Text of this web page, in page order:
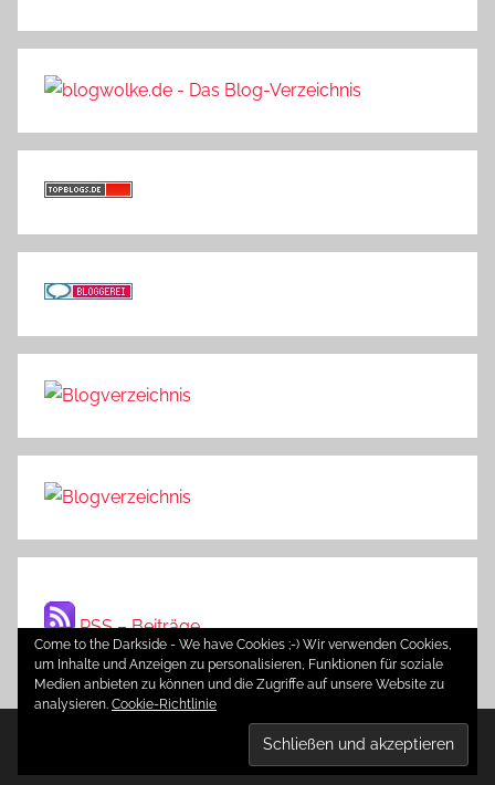
RSS – Beiträge
WordPress-Theme: Donovan von ThemeZee.
Come to the Darkside - We have Cookies ;-) Wir verwenden Cookies,
um Inhalte und Anzeigen zu personalisieren, Funktionen für soziale
Medien anbieten zu können und die Zugriffe auf unsere Website zu
analysieren. Cookie-Richtlinie